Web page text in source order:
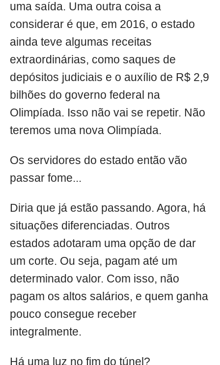
uma saída. Uma outra coisa a
considerar é que, em 2016, o estado
ainda teve algumas receitas
extraordinárias, como saques de
depósitos judiciais e o auxílio de R$ 2,9
bilhões do governo federal na
Olimpíada. Isso não vai se repetir. Não
teremos uma nova Olimpíada.
Os servidores do estado então vão
passar fome...
Diria que já estão passando. Agora, há
situações diferenciadas. Outros
estados adotaram uma opção de dar
um corte. Ou seja, pagam até um
determinado valor. Com isso, não
pagam os altos salários, e quem ganha
pouco consegue receber
integralmente.
Há uma luz no fim do túnel?